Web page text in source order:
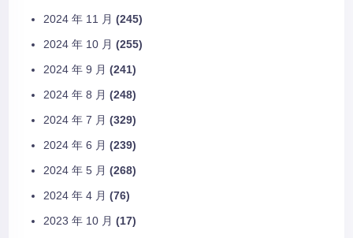
2024 年 11 月 (245)
2024 年 10 月 (255)
2024 年 9 月 (241)
2024 年 8 月 (248)
2024 年 7 月 (329)
2024 年 6 月 (239)
2024 年 5 月 (268)
2024 年 4 月 (76)
2023 年 10 月 (17)